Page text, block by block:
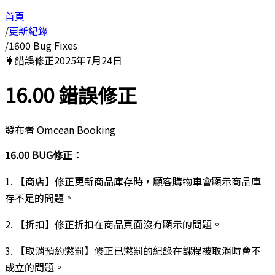
首頁
/更新紀錄
/1600 Bug Fixes
🐛錯誤修正2025年7月24日
16.00 錯誤修正
發布者Omcean Booking
16.00 BUG修正：
1. 【商店】修正更新商品庫存時，顧客購物車會顯示商品庫
存不足的問題。
2. 【折扣】修正折扣在商品頁面沒有顯示的問題。
3. 【取消預約懲罰】修正已懲罰的紀錄在課程被取消時會不
成立的問題。